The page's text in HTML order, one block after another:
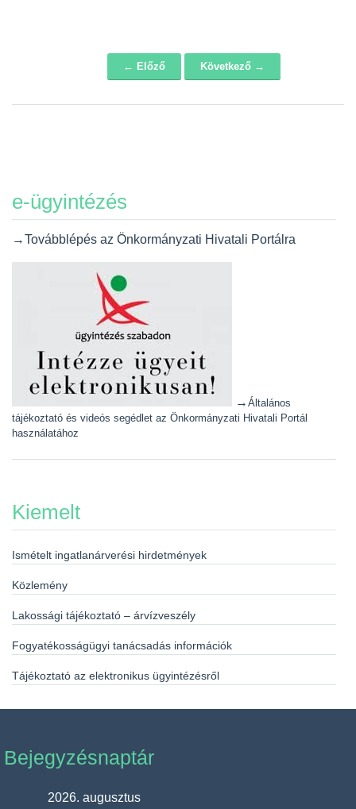
← Előző Következő →
e-ügyintézés
→Továbblépés az Önkormányzati Hivatali Portálra
→ Általános
tájékoztató és videós segédlet az Önkormányzati Hivatali Portál
használatához
Kiemelt
Ismételt ingatlanárverési hirdetmények
Közlemény
Lakossági tájékoztató – árvízveszély
Fogyatékosságügyi tanácsadás információk
Tájékoztató az elektronikus ügyintézésről
Bejegyzésnaptár
2026. augusztus